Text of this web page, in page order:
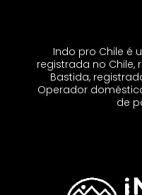
Indo pro Chile é
registrada no Chile,
Bastida,
Operador
de